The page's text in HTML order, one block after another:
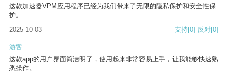
这款加速器VPM应用程序已经为我们带来了无限的隐私保护和安全性保
护。
2025-10-03
支持[0] 反对[0]
游客
这款app的用户界面简洁明了，使用起来非常容易上手，让我能够快速熟
悉操作。